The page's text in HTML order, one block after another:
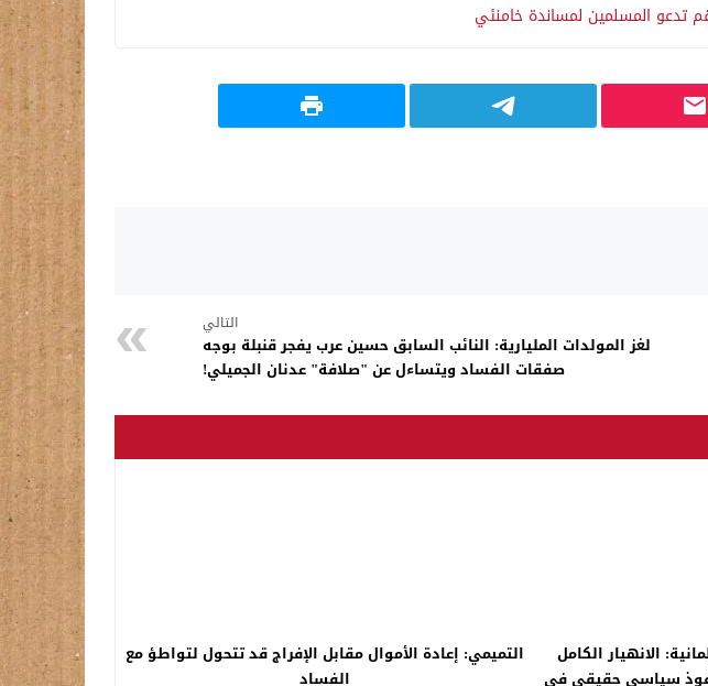
تدعو المسلمين لمساندة خامنئي
التالي
لغز المولدات المليارية: النائب السابق حسين عرب يفجر قنبلة بوجه
صفقات الفساد ويتساءل عن "صلافة" عدنان الجميلي!
الانهيار الكامل
سياسي حقيقي في
التميمي: إعادة الأموال مقابل الإفراج قد تتحول لتواطؤ مع
الفساد